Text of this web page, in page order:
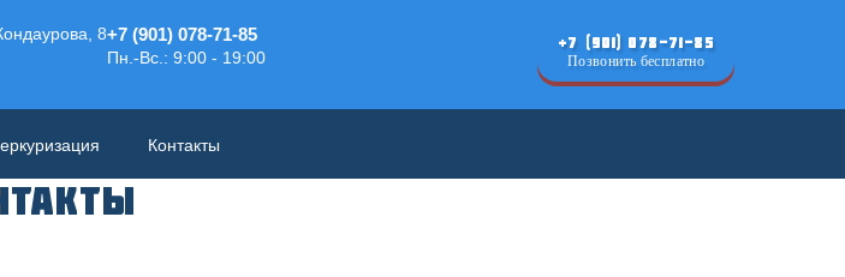
8+7 (901) 078-71-85
Пн.-Вс.: 9:00 - 19:00
+7 (901) 078-71-85
Позвонить бесплатно
Контакты